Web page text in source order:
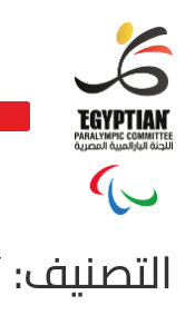
التصنيف: